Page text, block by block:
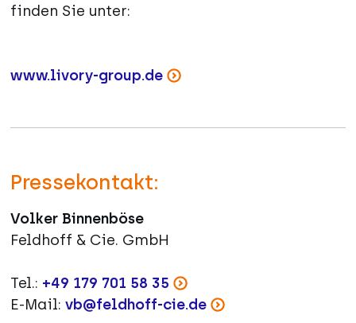
finden Sie unter:
www.livory-group.de
Pressekontakt:
Volker Binnenböse
Feldhoff & Cie. GmbH
Tel.: +49 179 701 58 35
E-Mail: vb@feldhoff-cie.de